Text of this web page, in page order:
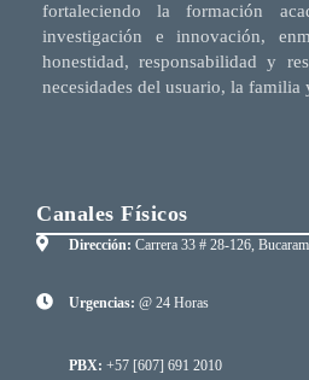
fortaleciendo la formación
investigación e innovación,
honestidad, responsabilidad y
necesidades del usuario, la familia
Canales Físicos
Dirección: Carrera 33 # 28-126,
Urgencias: @ 24 Horas
PBX: +57 [607] 691 2010